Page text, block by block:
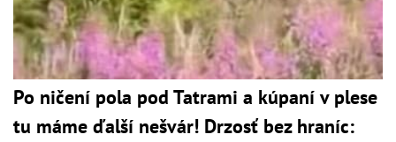
Po ničení pola pod Tatrami a kúpaní v plese
tu máme ďalší nešvár! Drzosť bez hraníc: